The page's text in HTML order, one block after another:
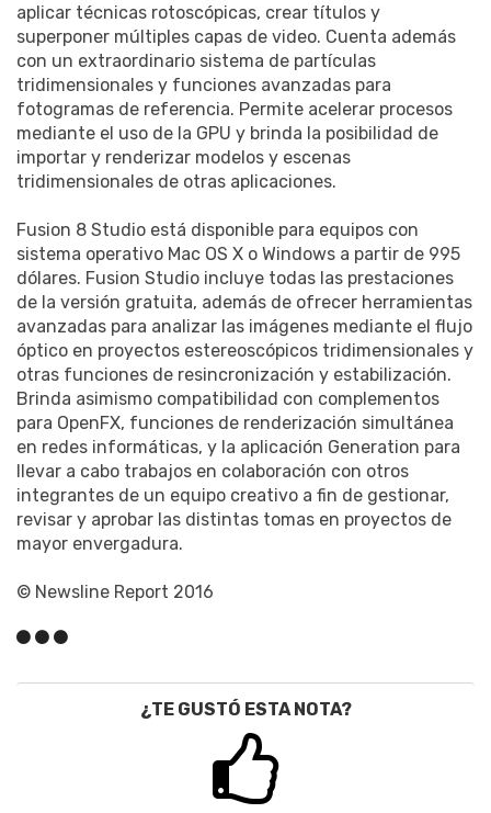
aplicar técnicas rotoscópicas, crear títulos y
superponer múltiples capas de video. Cuenta además
con un extraordinario sistema de partículas
tridimensionales y funciones avanzadas para
fotogramas de referencia. Permite acelerar procesos
mediante el uso de la GPU y brinda la posibilidad de
importar y renderizar modelos y escenas
tridimensionales de otras aplicaciones.
Fusion 8 Studio está disponible para equipos con
sistema operativo Mac OS X o Windows a partir de 995
dólares. Fusion Studio incluye todas las prestaciones
de la versión gratuita, además de ofrecer herramientas
avanzadas para analizar las imágenes mediante el flujo
óptico en proyectos estereoscópicos tridimensionales y
otras funciones de resincronización y estabilización.
Brinda asimismo compatibilidad con complementos
para OpenFX, funciones de renderización simultánea
en redes informáticas, y la aplicación Generation para
llevar a cabo trabajos en colaboración con otros
integrantes de un equipo creativo a fin de gestionar,
revisar y aprobar las distintas tomas en proyectos de
mayor envergadura.
© Newsline Report 2016
¿TE GUSTÓ ESTA NOTA?